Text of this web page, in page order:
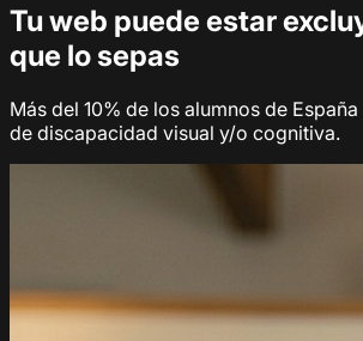
Tu web puede estar
que lo sepas
Más del 10% de los alumnos de
de discapacidad visual y/o cognitiva.